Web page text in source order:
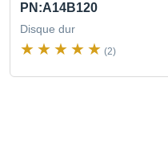
PN:A14B120
Disque dur
(2)